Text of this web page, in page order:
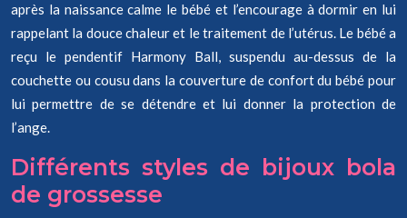
après la naissance calme le bébé et l’encourage à dormir en lui
rappelant la douce chaleur et le traitement de l’utérus. Le bébé a
reçu le pendentif Harmony Ball, suspendu au-dessus de la
couchette ou cousu dans la couverture de confort du bébé pour
lui permettre de se détendre et lui donner la protection de
l’ange.
Différents styles de bijoux bola
de grossesse